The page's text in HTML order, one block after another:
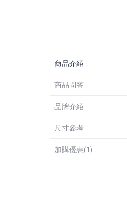
商品介紹
商品問答
品牌介紹
尺寸參考
加購優惠(1)